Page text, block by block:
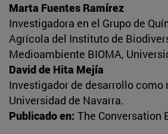
Marta Fuentes Ramírez
Investigadora en el Grupo de
Agrícola del Instituto de
Medioambiente BIOMA,
David de Hita Mejía
Investigador de desarrollo como
Universidad de Navarra.
Publicado en: The Conversation